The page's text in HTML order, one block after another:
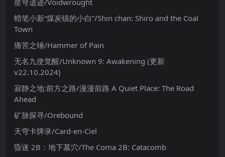
蜡笔小新“煤炭镇的小白”/Shin chan: Shiro and the Coal
Town
痛苦之锤/Hammer of Pain
无名九使觉醒/Unknown 9: Awakening (更新
v22.10.2024)
寂静之地:前方之路/漫漫前路 A Quiet Place: The Road
Ahead
矿脉探寻/Orebound
天穹卡牌录/Card-en-Ciel
昏迷 2B：地下墓穴/The Coma 2B: Catacomb